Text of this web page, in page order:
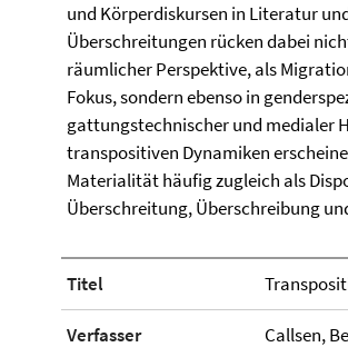
und Körperdiskursen in Literatur
Überschreitungen rücken dabei
räumlicher Perspektive, als
Fokus, sondern ebenso in
gattungstechnischer und medialer
transpositiven Dynamiken
Materialität häufig zugleich als
Überschreitung, Überschreibung
Titel
Verfasser Callsen,